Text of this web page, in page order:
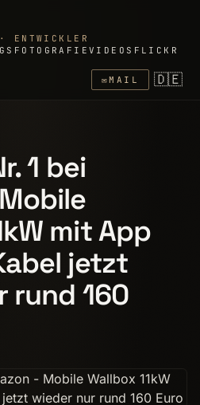
ENTWICKLER
FOTOGRAFIEVIDEOS FLICKR
✉MAIL 🇩🇪
1 bei
mit App
jetzt
rund 160